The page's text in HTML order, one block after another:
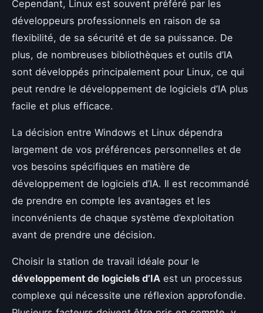
Cependant, Linux est souvent préféré par les
développeurs professionnels en raison de sa
flexibilité, de sa sécurité et de sa puissance. De
plus, de nombreuses bibliothèques et outils d’IA
sont développés principalement pour Linux, ce qui
peut rendre le développement de logiciels d’IA plus
facile et plus efficace.
La décision entre Windows et Linux dépendra
largement de vos préférences personnelles et de
vos besoins spécifiques en matière de
développement de logiciels d’IA. Il est recommandé
de prendre en compte les avantages et les
inconvénients de chaque système d’exploitation
avant de prendre une décision.
Choisir la station de travail idéale pour le
développement de logiciels d’IA est un processus
complexe qui nécessite une réflexion approfondie.